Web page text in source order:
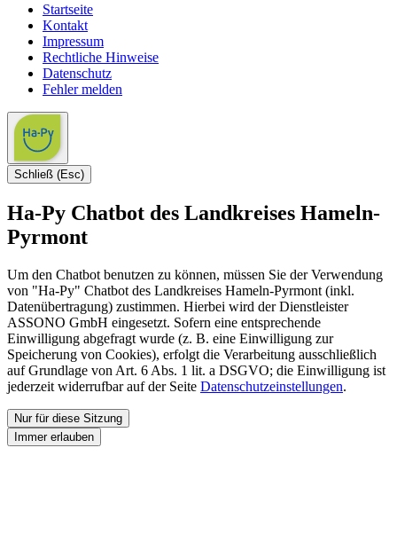
Startseite
Kontakt
Impressum
Rechtliche Hinweise
Datenschutz
Fehler melden
Schließ (Esc)
Ha-Py Chatbot des Landkreises Hameln-
Pyrmont
Um den Chatbot benutzen zu können, müssen Sie der Verwendung
von "Ha-Py" Chatbot des Landkreises Hameln-Pyrmont (inkl.
Datenübertragung) zustimmen. Hierbei wird der Dienstleister
ASSONO GmbH eingesetzt. Sofern eine entsprechende
Einwilligung abgefragt wurde (z. B. eine Einwilligung zur
Speicherung von Cookies), erfolgt die Verarbeitung ausschließlich
auf Grundlage von Art. 6 Abs. 1 lit. a DSGVO; die Einwilligung ist
jederzeit widerrufbar auf der Seite Datenschutzeinstellungen.
Nur für diese Sitzung
Immer erlauben